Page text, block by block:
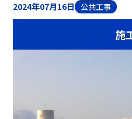
2024年07月16日 公共工事
施